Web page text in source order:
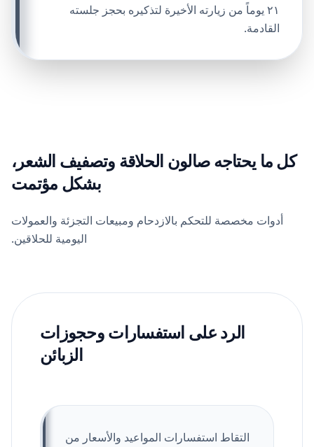
٢١ يوماً من زيارته الأخيرة لتذكيره بحجز جلسته
القادمة.
كل ما يحتاجه صالون الحلاقة وتصفيف الشعر،
بشكل مؤتمت
أدوات مخصصة للتحكم بالازدحام ومبيعات التجزئة والعمولات
اليومية للحلاقين.
الرد على استفسارات وحجوزات
الزبائن
التقاط استفسارات المواعيد والأسعار من